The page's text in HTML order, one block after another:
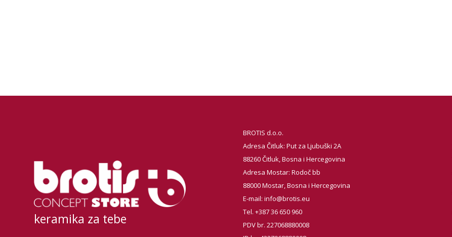
keramika za tebe
BROTIS d.o.o.
Adresa Čitluk: Put za Ljubuški 2A
88260 Čitluk, Bosna i Hercegovina
Adresa Mostar: Rodoč bb
88000 Mostar, Bosna i Hercegovina
E-mail:info@brotis.eu
Tel. +387 36 650 960
PDV br. 227068880008